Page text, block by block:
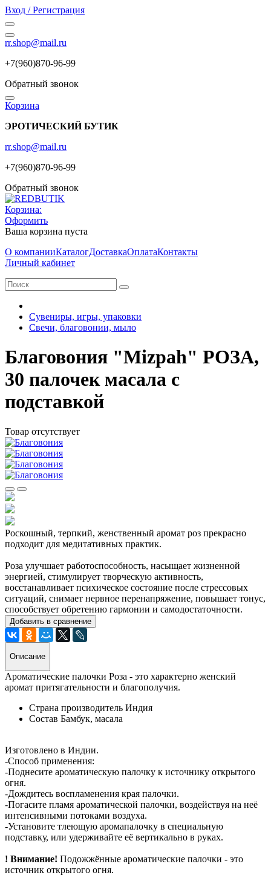
Вход / Регистрация
rr.shop@mail.ru
+7(960)870-96-99
Обратный звонок
Корзина
ЭРОТИЧЕСКИЙ БУТИК
rr.shop@mail.ru
+7(960)870-96-99
Обратный звонок
Корзина:
Оформить
Ваша корзина пуста
О компанииКаталогДоставкаОплатаКонтакты
Личный кабинет
Сувениры, игры, упаковки
Свечи, благовонии, мыло
Благовония "Mizpah" РОЗА,
30 палочек масала с
подставкой
Товар отсутствует
Роскошный, терпкий, женственный аромат роз прекрасно
подходит для медитативных практик.
Роза улучшает работоспособность, насыщает жизненной
энергией, стимулирует творческую активность,
восстанавливает психическое состояние после стрессовых
ситуаций, снимает нервное перенапряжение, повышает тонус,
способствует обретению гармонии и самодостаточности.
Добавить в сравнение
Описание
Ароматические палочки Роза - это характерно женский
аромат притягательности и благополучия.
Страна производитель Индия
Состав Бамбук, масала
Изготовлено в Индии.
-Способ применения:
-Поднесите ароматическую палочку к источнику открытого
огня.
-Дождитесь воспламенения края палочки.
-Погасите пламя ароматической палочки, воздействуя на неё
интенсивными потоками воздуха.
-Установите тлеющую аромапалочку в специальную
подставку, или удерживайте её вертикально в руках.
! Внимание! Подожжённые ароматические палочки - это
источник открытого огня.